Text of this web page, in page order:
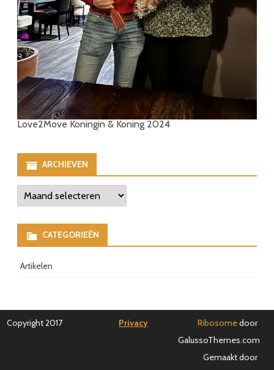
Love2Move Koningin & Koning 2024
ARCHIEVEN
Archieven
CATEGORIEËN
Artikelen
Copyright 2017 Privacy Ribosomedoor
GalussoThemes.com
Gemaakt door